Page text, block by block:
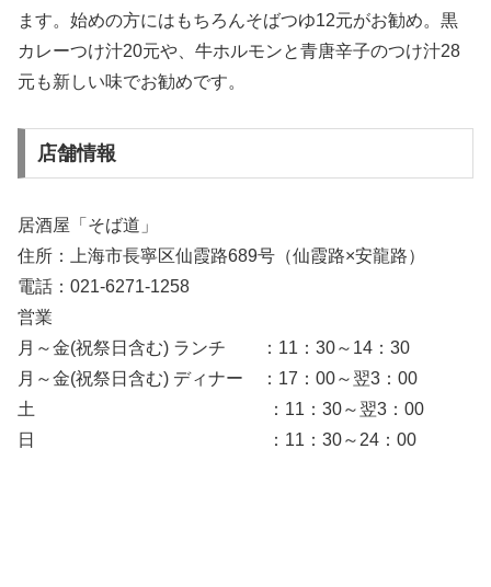
ます。始めの方にはもちろんそばつゆ12元がお勧め。黒
カレーつけ汁20元や、牛ホルモンと青唐辛子のつけ汁28
元も新しい味でお勧めです。
店舗情報
居酒屋「そば道」
住所：上海市長寧区仙霞路689号（仙霞路×安龍路）
電話：021-6271-1258
営業
月～金(祝祭日含む) ランチ ：11：30～14：30
月～金(祝祭日含む) ディナー ：17：00～翌3：00
土 ：11：30～翌3：00
日 ：11：30～24：00